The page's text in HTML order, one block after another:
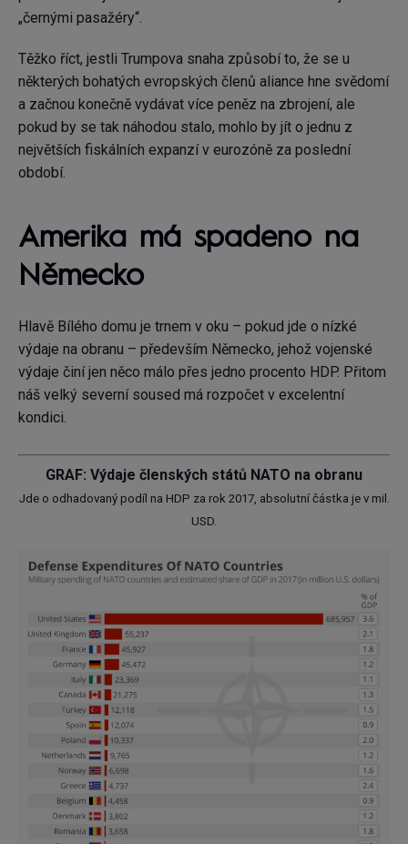
„černými pasažéry“.
Těžko říct, jestli Trumpova snaha způsobí to, že se u
některých bohatých evropských členů aliance hne svědomí
a začnou konečně vydávat více peněz na zbrojení, ale
pokud by se tak náhodou stalo, mohlo by jít o jednu z
největších fiskálních expanzí v eurozóně za poslední
období.
Amerika má spadeno na
Německo
Hlavě Bílého domu je trnem v oku – pokud jde o nízké
výdaje na obranu – především Německo, jehož vojenské
výdaje činí jen něco málo přes jedno procento HDP. Přitom
náš velký severní soused má rozpočet v excelentní
kondici.
GRAF: Výdaje členských států NATO na obranu
Jde o odhadovaný podíl na HDP za rok 2017, absolutní částka je v mil.
USD.